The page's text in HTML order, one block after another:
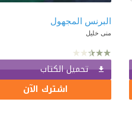
البرنس المجهول
منى خليل
تحميل الكتاب
اشترك الآن